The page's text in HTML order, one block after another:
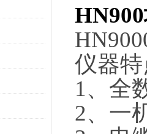
HN900
仪器
1、全
2、一